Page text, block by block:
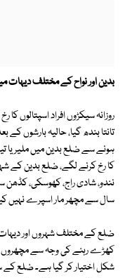
بدین اور نواح کے مختلف دیہات
روزانہ سیکڑوں افراد اسپتالوں
تانتا بندھ گیا، حالیہ بارشوں
ہونے سے ضلع بدین میں ملیریا
کا رخ کرنے لگے، ضلع بدین کے
نندو، شادی راج، کھوسکی،
سال سے مچھر مار اسپرے نہیں
ضلع کے مختلف شہروں اور دیہات
کھڑے رہنے کی وجہ سے مچھروں
شکل اختیار کر گیا ہے۔ ضلع کے